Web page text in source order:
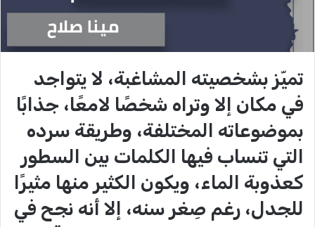
تميّز بشخصيته المشاغبة، لا يتواجد
في مكان إلا وتراه شخصًا لامعًا، جذابًا
بموضوعاته المختلفة، وطريقة سرده
التي تنساب فيها الكلمات بين السطور
كعذوبة الماء، ويكون الكثير منها مثيرًا
للجدل، رغم صِغر سنه، إلا أنه نجح في